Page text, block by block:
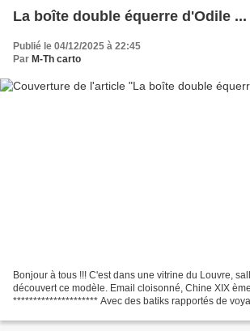
La boîte double équerre d'Odile ...
Publié le 04/12/2025 à 22:45
Par M-Th carto
Bonjour à tous !!! C'est dans une vitrine du Louvre,
découvert ce modèle. Email cloisonné, Chine XIX
********************* Avec des batiks rapportés de